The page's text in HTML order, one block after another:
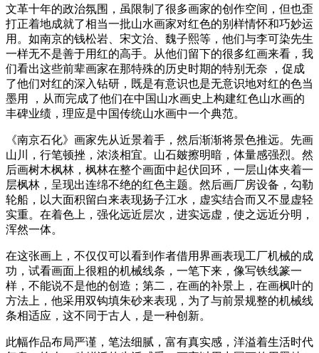
文革十年的政治氛围，虽限制了很多画家的创作空间，但也歪
打正着地成就了相当一批山水画家对红色的别样情怀和巧妙运
用。如南京的钱松岩、宋文治、魏子熙等，他们与李可染先生
一样无不是善于用红的高手。从他们留下的很多红画来看，我
们看出这些前辈画家在那特殊的历史时期的特别无奈 ，促成
了他们对红的深入钻研，既是有意识也是无意识地对红的色当
墨用 ，从而完成了他们在中国山水画史上构建红色山水画的
丰碑业绩，理应是中国传统山水画中一个典范。
《南京石化》画家先从近景着手，然后渐渐将景色推远。先画
山川，行笔顿挫，浓淡相宜。山石皴擦明暗，体量感强烈。然
后画树木枫林，枫林在整个画面中起伏回环，一层山体夹着一
层枫林，呈现出连绵不绝的红色主题。然后画厂房设备，勾勒
轮船，以大面积留白来表现扬子江水，虚实结合而又不显虚轻
实重。在着色上，强化远近层次，进实远虚，使之远近分明，
浑然一体。
在这张画上，不仅仅可以看到作者借用界画表现工厂机械的成
功，试看画面上很粗的机械线条，一笔下来，像写铁线篆一
样，不能说不是他的创造；第二，在画的补景上，在画枫叶的
方法上，他采用双钩填朱砂来表现，为了与前景规整的机械线
条相适应，这不同于古人，是一种创新。
此幅作品布局严谨，笔法细腻，富有真实感，洋溢着生活时代